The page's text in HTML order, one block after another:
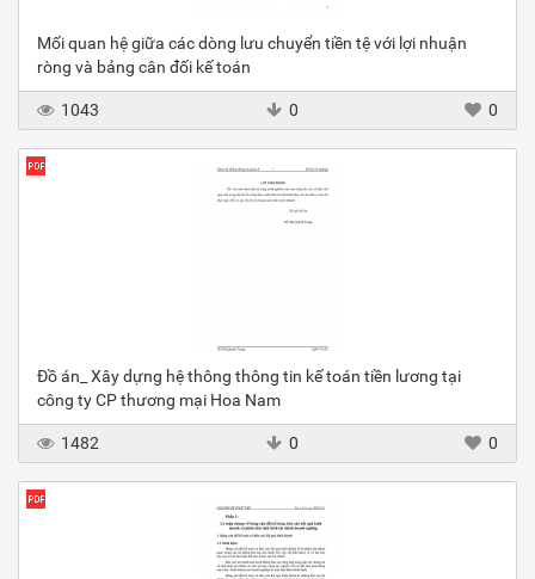
Mối quan hệ giữa các dòng lưu chuyển tiền tệ với lợi nhuận
ròng và bảng cân đối kế toán
1043 0 0
Đồ án_ Xây dựng hệ thông thông tin kế toán tiền lương tại
công ty CP thương mại Hoa Nam
1482 0 0